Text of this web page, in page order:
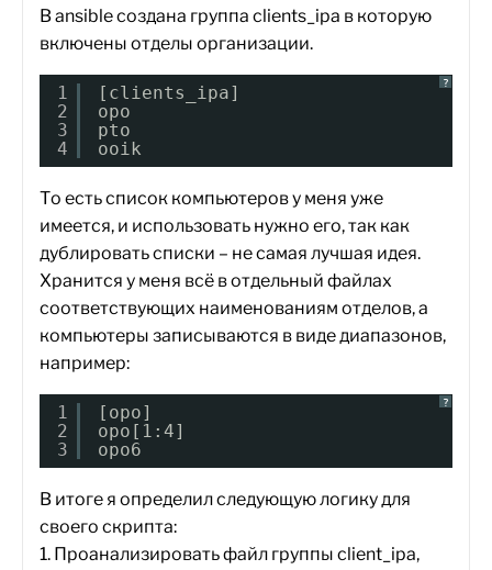
В ansible создана группа clients_ipa в которую
включены отделы организации.
?
1
2
3
4
[clients_ipa]
opo
pto
ooik
То есть список компьютеров у меня уже
имеется, и использовать нужно его, так как
дублировать списки – не самая лучшая идея.
Хранится у меня всё в отдельный файлах
соответствующих наименованиям отделов, а
компьютеры записываются в виде диапазонов,
например:
?
1
2
3
[opo]
opo[1:4]
opo6
В итоге я определил следующую логику для
своего скрипта:
1. Проанализировать файл группы client_ipa,